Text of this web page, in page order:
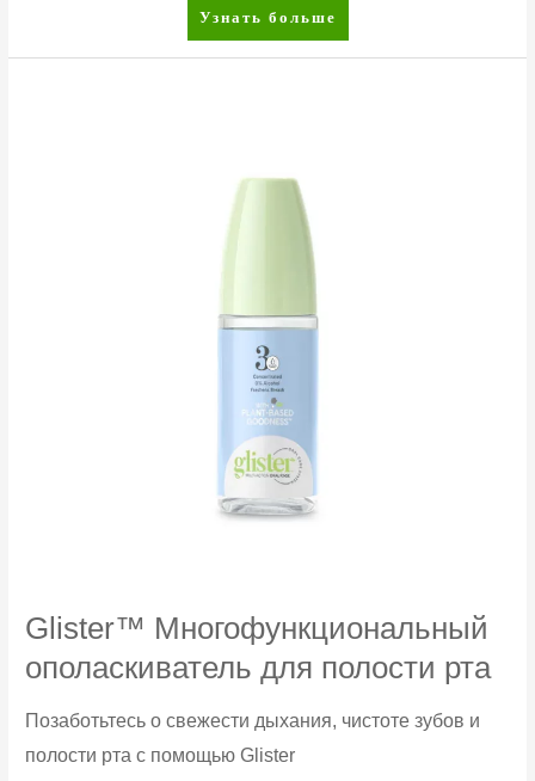
Glister™
Многофункциональная
Узнать больше
Glister™ Многофункциональный
ополаскиватель для полости рта
Позаботьтесь о свежести дыхания, чистоте зубов и
полости рта с помощью Glister